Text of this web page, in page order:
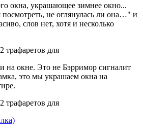
окна, украшающее зимнее окно...
посмотреть, не оглянулась ли она…" и
слов нет, хотя и несколько
на окне. Это не Бэрримор сигналит
это мы украшаем окна на